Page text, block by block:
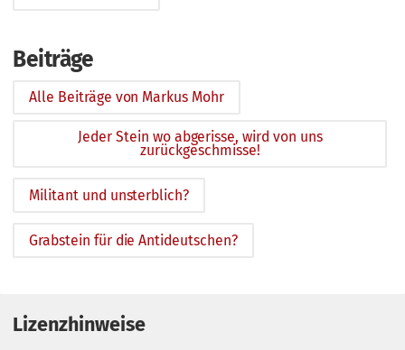
Beiträge
Alle Beiträge von Markus Mohr
Jeder Stein wo abgerisse, wird von uns
zurückgeschmisse!
Militant und unsterblich?
Grabstein für die Antideutschen?
Lizenzhinweise